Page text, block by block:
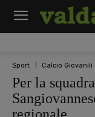
Sport Calcio Giovanili
Per la